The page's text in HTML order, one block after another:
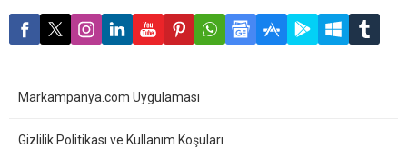
Markampanya.com Uygulaması
Gizlilik Politikası ve Kullanım Koşuları